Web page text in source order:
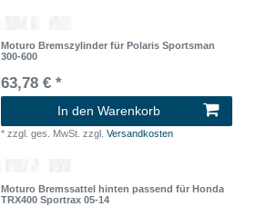
Moturo Bremszylinder für Polaris Sportsman
300-600
63,78 € *
In den Warenkorb
*zzgl. ges. MwSt. zzgl.Versandkosten
Moturo Bremssattel hinten passend für Honda
TRX400 Sportrax 05-14